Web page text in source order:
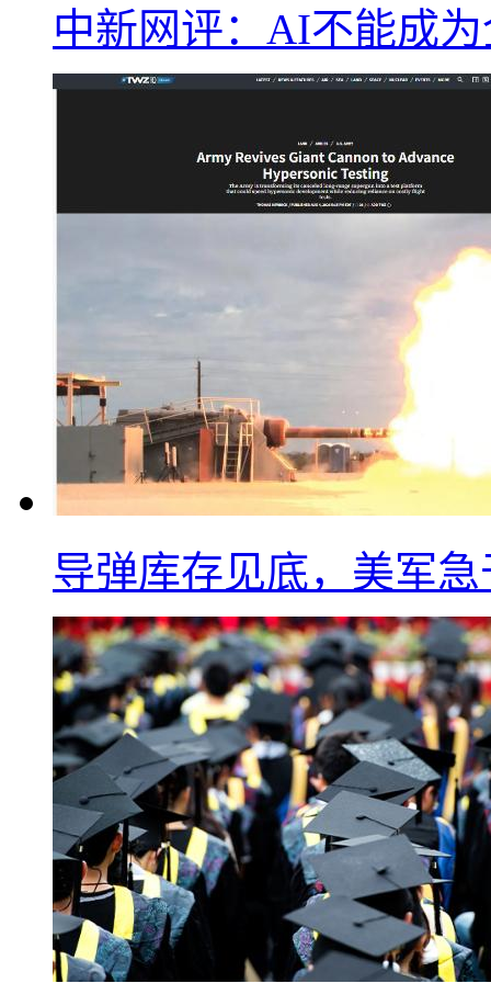
中新网评：AI不能成
导弹库存见底，美军